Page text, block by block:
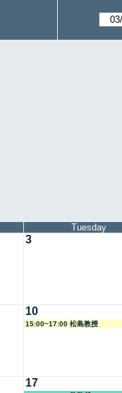
Tuesday
3
10
15:00~17:00 松島教授
17